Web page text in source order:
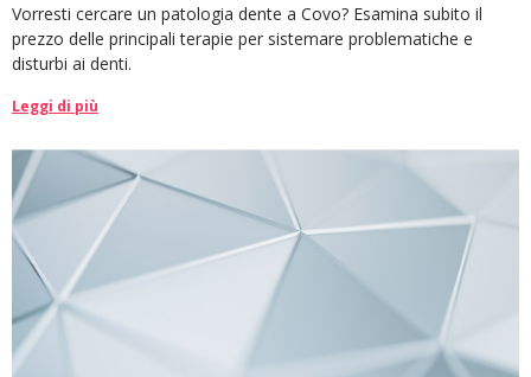
Vorresti cercare un patologia dente a Covo? Esamina subito il
prezzo delle principali terapie per sistemare problematiche e
disturbi ai denti.
Leggi di più